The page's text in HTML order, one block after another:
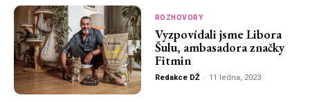
ROZHOVORY
Vyzpovídali jsme Libora
Šulu, ambasadora značky
Fitmin
Redakce DŽ - 11 ledna, 2023